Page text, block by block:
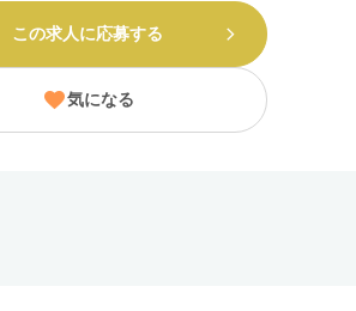
この求人に応募する
気になる